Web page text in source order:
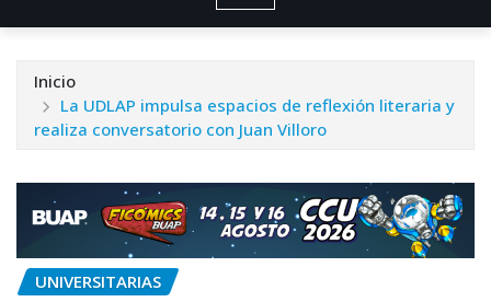
Inicio
La UDLAP impulsa espacios de reflexión literaria y
realiza conversatorio con Juan Villoro
UNIVERSITARIAS